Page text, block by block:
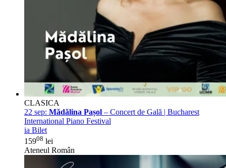
CLASICA
22 sep: Mădălina Pașol – Concert de Gală | Bucharest
International Piano Festival
ia Bilet
15908 lei
Ateneul Român